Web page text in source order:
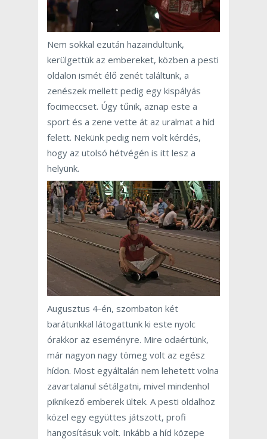
Nem sokkal ezután hazaindultunk,
kerülgettük az embereket, közben a pesti
oldalon ismét élő zenét találtunk, a
zenészek mellett pedig egy kispályás
focimeccset. Úgy tűnik, aznap este a
sport és a zene vette át az uralmat a híd
felett. Nekünk pedig nem volt kérdés,
hogy az utolsó hétvégén is itt lesz a
helyünk.
Augusztus 4-én, szombaton két
barátunkkal látogattunk ki este nyolc
órakkor az eseményre. Mire odaértünk,
már nagyon nagy tömeg volt az egész
hídon. Most egyáltalán nem lehetett volna
zavartalanul sétálgatni, mivel mindenhol
piknikező emberek ültek. A pesti oldalhoz
közel egy együttes játszott, profi
hangosításuk volt. Inkább a híd közepe